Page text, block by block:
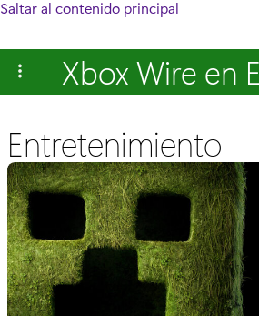
Saltar al contenido principal
Xbox Wire en
Entretenimiento